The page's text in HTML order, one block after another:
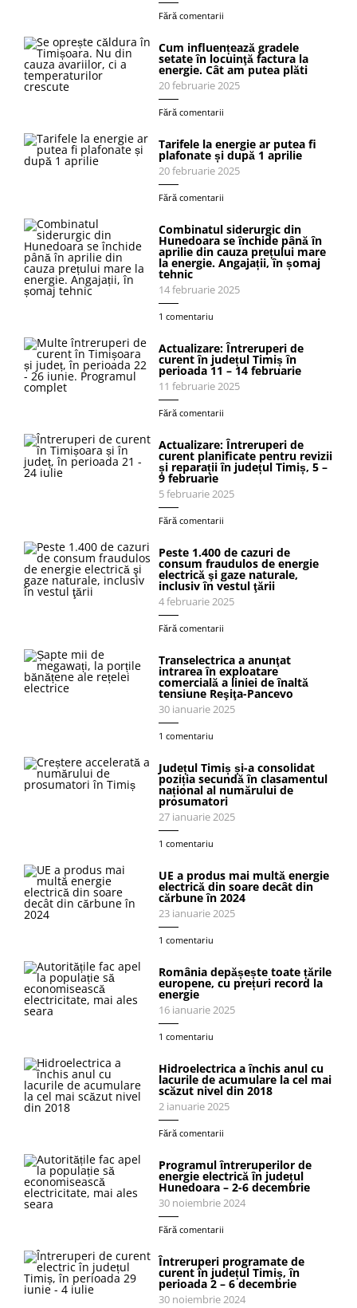
Fără comentarii
Cum influențează gradele
setate în locuinţă factura la
energie. Cât am putea plăti
20 februarie 2025
Fără comentarii
Tarifele la energie ar putea fi
plafonate și după 1 aprilie
20 februarie 2025
Fără comentarii
Combinatul siderurgic din
Hunedoara se închide până în
aprilie din cauza prețului mare
la energie. Angajații, în șomaj
tehnic
14 februarie 2025
1 comentariu
Actualizare: Întreruperi de
curent în județul Timiș în
perioada 11 – 14 februarie
11 februarie 2025
Fără comentarii
Actualizare: Întreruperi de
curent planificate pentru revizii
și reparații în județul Timiș, 5 –
9 februarie
5 februarie 2025
Fără comentarii
Peste 1.400 de cazuri de
consum fraudulos de energie
electrică şi gaze naturale,
inclusiv în vestul ţării
4 februarie 2025
Fără comentarii
Transelectrica a anunţat
intrarea în exploatare
comercială a liniei de înaltă
tensiune Reşiţa-Pancevo
30 ianuarie 2025
1 comentariu
Județul Timiș și-a consolidat
poziția secundă în clasamentul
național al numărului de
prosumatori
27 ianuarie 2025
1 comentariu
UE a produs mai multă energie
electrică din soare decât din
cărbune în 2024
23 ianuarie 2025
1 comentariu
România depășește toate țările
europene, cu prețuri record la
energie
16 ianuarie 2025
1 comentariu
Hidroelectrica a închis anul cu
lacurile de acumulare la cel mai
scăzut nivel din 2018
2 ianuarie 2025
Fără comentarii
Programul întreruperilor de
energie electrică în județul
Hunedoara – 2-6 decembrie
30 noiembrie 2024
Fără comentarii
Întreruperi programate de
curent în județul Timiș, în
perioada 2 – 6 decembrie
30 noiembrie 2024